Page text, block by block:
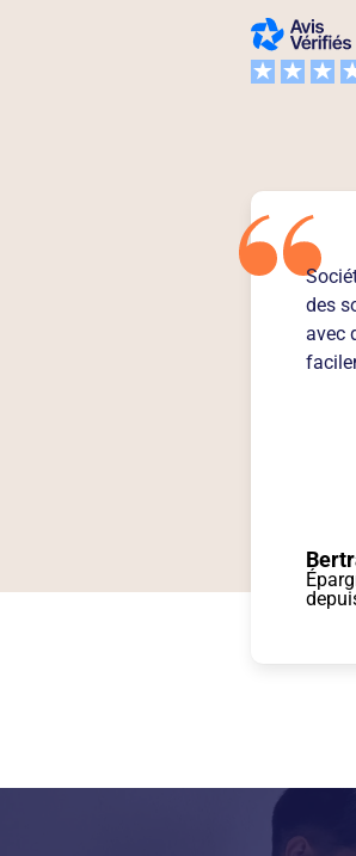
des
avec